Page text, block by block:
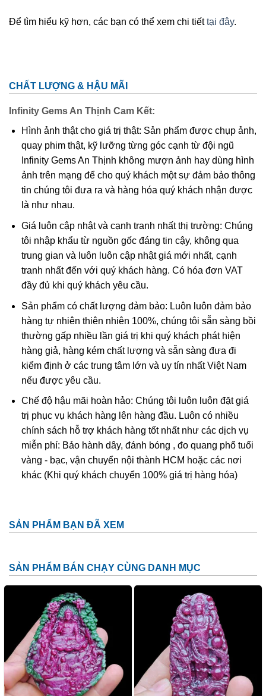
Để tìm hiểu kỹ hơn, các bạn có thể xem chi tiếttại đây.
CHẤT LƯỢNG & HẬU MÃI
Infinity Gems An Thịnh Cam Kết:
Hình ảnh thật cho giá trị thật: Sản phẩm được chụp ảnh,
quay phim thật, kỹ lưỡng từng góc cạnh từ đội ngũ
Infinity Gems An Thịnh không mượn ảnh hay dùng hình
ảnh trên mạng để cho quý khách một sự đảm bảo thông
tin chúng tôi đưa ra và hàng hóa quý khách nhận được
là như nhau.
Giá luôn cập nhật và cạnh tranh nhất thị trường: Chúng
tôi nhập khẩu từ nguồn gốc đáng tin cậy, không qua
trung gian và luôn luôn cập nhật giá mới nhất, cạnh
tranh nhất đến với quý khách hàng. Có hóa đơn VAT
đầy đủ khi quý khách yêu cầu.
Sản phẩm có chất lượng đảm bảo: Luôn luôn đảm bảo
hàng tự nhiên thiên nhiên 100%, chúng tôi sẵn sàng bồi
thường gấp nhiều lần giá trị khi quý khách phát hiện
hàng giả, hàng kém chất lượng và sẵn sàng đưa đi
kiểm định ở các trung tâm lớn và uy tín nhất Việt Nam
nếu được yêu cầu.
Chế độ hậu mãi hoàn hảo: Chúng tôi luôn luôn đặt giá
trị phục vụ khách hàng lên hàng đầu. Luôn có nhiều
chính sách hỗ trợ khách hàng tốt nhất như các dịch vụ
miễn phí: Bảo hành dây, đánh bóng , đo quang phổ tuổi
vàng - bạc, vận chuyển nội thành HCM hoặc các nơi
khác (Khi quý khách chuyển 100% giá trị hàng hóa)
SẢN PHẨM BẠN ĐÃ XEM
SẢN PHẨM BÁN CHẠY CÙNG DANH MỤC